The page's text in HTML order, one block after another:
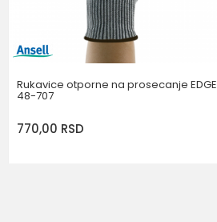
Rukavice otporne na prosecanje EDGE
48-707
770,00 RSD